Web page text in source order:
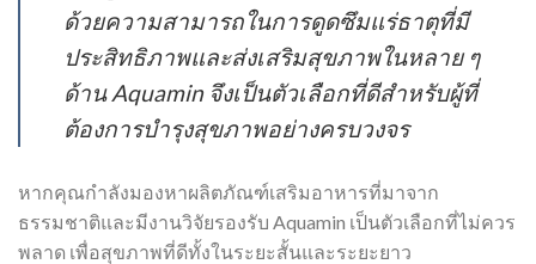
ด้วยความสามารถในการดูดซึมแร่ธาตุที่มี
ประสิทธิภาพและส่งเสริมสุขภาพในหลาย ๆ
ด้าน Aquamin จึงเป็นตัวเลือกที่ดีสำหรับผู้ที่
ต้องการบำรุงสุขภาพอย่างครบวงจร
หากคุณกำลังมองหาผลิตภัณฑ์เสริมอาหารที่มาจาก
ธรรมชาติและมีงานวิจัยรองรับ Aquamin เป็นตัวเลือกที่ไม่ควร
พลาด เพื่อสุขภาพที่ดีทั้งในระยะสั้นและระยะยาว